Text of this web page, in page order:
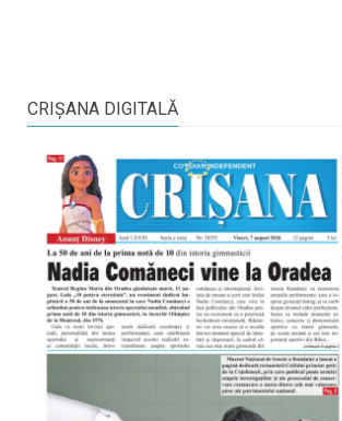
CRIŞANA DIGITALĂ